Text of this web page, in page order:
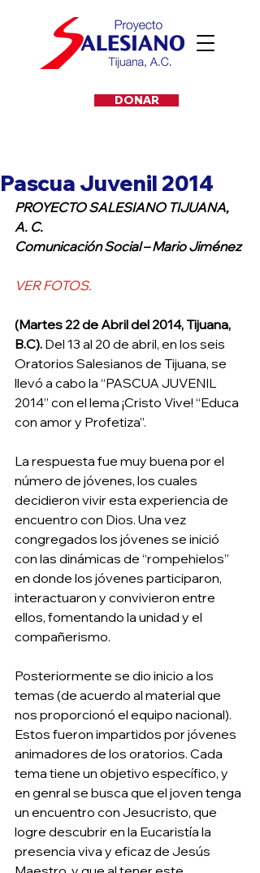
DONAR
Pascua Juvenil 2014
PROYECTO SALESIANO TIJUANA,
A. C.
Comunicación Social – Mario Jiménez
VER FOTOS.
(Martes 22 de Abril del 2014, Tijuana,
B.C). Del 13 al 20 de abril, en los seis
Oratorios Salesianos de Tijuana, se
llevó a cabo la “PASCUA JUVENIL
2014” con el lema ¡Cristo Vive! “Educa
con amor y Profetiza”.
La respuesta fue muy buena por el
número de jóvenes, los cuales
decidieron vivir esta experiencia de
encuentro con Dios. Una vez
congregados los jóvenes se inició
con las dinámicas de “rompehielos”
en donde los jóvenes participaron,
interactuaron y convivieron entre
ellos, fomentando la unidad y el
compañerismo.
Posteriormente se dio inicio a los
temas (de acuerdo al material que
nos proporcionó el equipo nacional).
Estos fueron impartidos por jóvenes
animadores de los oratorios. Cada
tema tiene un objetivo específico, y
en genral se busca que el joven tenga
un encuentro con Jesucristo, que
logre descubrir en la Eucaristía la
presencia viva y eficaz de Jesús